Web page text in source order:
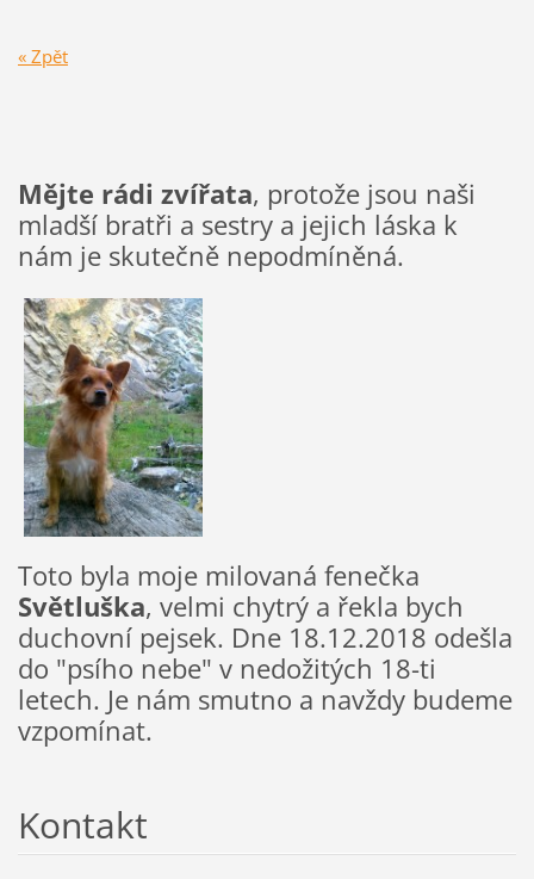
« Zpět
Mějte rádi zvířata, protože jsou naši
mladší bratři a sestry a jejich láska k
nám je skutečně nepodmíněná.
Toto byla moje milovaná fenečka
Světluška, velmi chytrý a řekla bych
duchovní pejsek. Dne 18.12.2018 odešla
do "psího nebe" v nedožitých 18-ti
letech. Je nám smutno a navždy budeme
vzpomínat.
Kontakt